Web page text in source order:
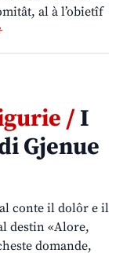
al à l’obietîf
/I
Gjenue
conte il dolôr e il
destin «Alore,
domande,